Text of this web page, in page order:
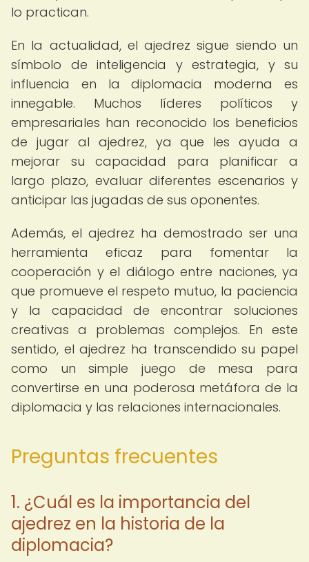
lo practican.
En la actualidad, el ajedrez sigue siendo un
símbolo de inteligencia y estrategia, y su
influencia en la diplomacia moderna es
innegable. Muchos líderes políticos y
empresariales han reconocido los beneficios
de jugar al ajedrez, ya que les ayuda a
mejorar su capacidad para planificar a
largo plazo, evaluar diferentes escenarios y
anticipar las jugadas de sus oponentes.
Además, el ajedrez ha demostrado ser una
herramienta eficaz para fomentar la
cooperación y el diálogo entre naciones, ya
que promueve el respeto mutuo, la paciencia
y la capacidad de encontrar soluciones
creativas a problemas complejos. En este
sentido, el ajedrez ha transcendido su papel
como un simple juego de mesa para
convertirse en una poderosa metáfora de la
diplomacia y las relaciones internacionales.
Preguntas frecuentes
1. ¿Cuál es la importancia del
ajedrez en la historia de la
diplomacia?